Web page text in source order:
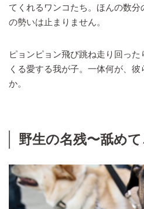
てくれるワンコたち。ほんの数
の勢いは止まりません。
ピョンピョン飛び跳ね走り回っ
くる愛する我が子。一体何が、
か。
野生の名残〜舐め